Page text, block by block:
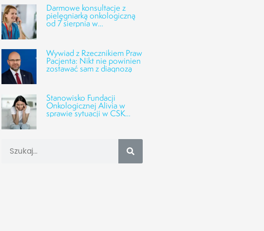
Darmowe konsultacje z
pielęgniarką onkologiczną
od 7 sierpnia w
Onkofundacji Alivia!
Wywiad z Rzecznikiem Praw
Pacjenta: Nikt nie powinien
zostawać sam z diagnozą
Stanowisko Fundacji
Onkologicznej Alivia w
sprawie sytuacji w CSK
UMED w Łodzi